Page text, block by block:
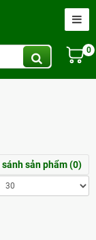
0
sánh sản phẩm (0)